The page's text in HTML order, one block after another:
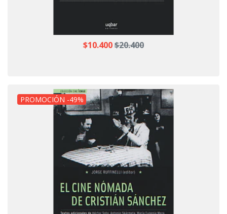
$10.400$20.400
PROMOCIÓN -49%